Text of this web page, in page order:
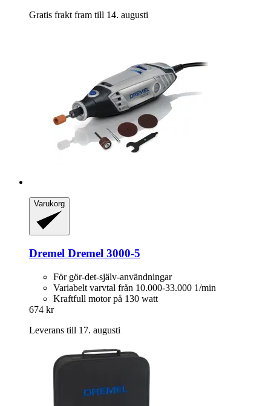
Gratis frakt fram till 14. augusti
Varukorg
Dremel Dremel 3000-​5
För gör-det-själv-användningar
Variabelt varvtal från 10.000-33.000 1/min
Kraftfull motor på 130 watt
674 kr
Leverans till 17. augusti